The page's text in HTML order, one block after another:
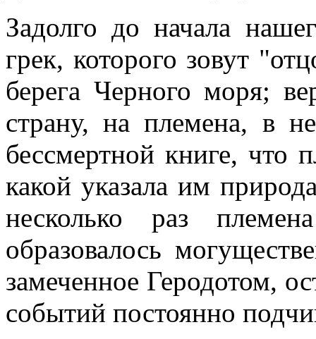
Задолго до начала
грек, которого зовут
берега Черного моря;
страну, на племена, в
бессмертной книге, что
какой указала им
несколько раз
образовалось
замеченное Геродотом,
событий постоянно